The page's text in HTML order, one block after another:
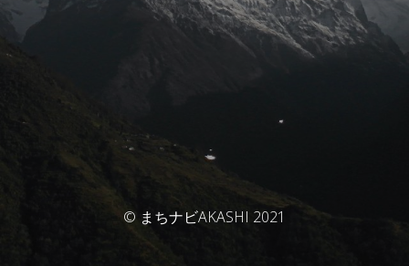
© まちナビAKASHI 2021